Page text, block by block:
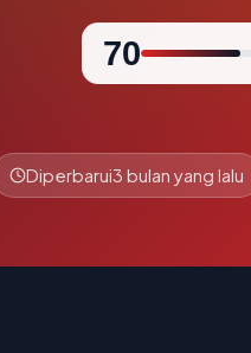
70
Diperbarui3 bulan yang lalu